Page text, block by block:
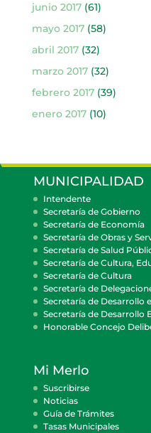
junio 2017(61)
mayo 2017(58)
abril 2017(32)
marzo 2017(32)
febrero 2017(39)
enero 2017(10)
MUNICIPALIDAD
Intendente
Secretaría de Gobierno
Secretaría de Economía
Secretaría de Obras y
Secretaría de Salud
Secretaría de Cultura,
Secretaría de Cultura
Secretaría de
Secretaría de Desarrollo
Secretaría de Desarrollo
Honorable Concejo
Mi Merlo
Suscribirse
Noticias
Guía de Trámites
Tasas Municipales